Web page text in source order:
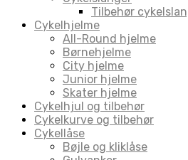
Tilbehør
Cykelhjelme
All-Round hjelme
Børnehjelme
City hjelme
Junior hjelme
Skater hjelme
Cykelhjul og tilbehør
Cykelkurve og tilbehør
Cykellåse
Bøjle og kliklåse